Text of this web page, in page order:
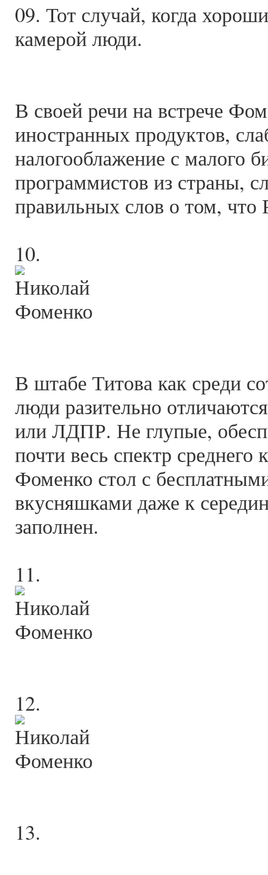
09. Тот случай, когда
камерой люди.
В своей речи на встрече
иностранных продуктов,
налогооблажение с малого
программистов из страны,
правильных слов о том,
10.
В штабе Титова как среди
люди разительно
или ЛДПР. Не глупые,
почти весь спектр среднего
Фоменко стол с
вкусняшками даже к
заполнен.
11.
12.
13.